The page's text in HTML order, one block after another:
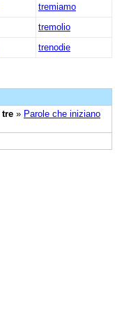
tremiamo
tremolio
trenodie
tre » Parole che iniziano